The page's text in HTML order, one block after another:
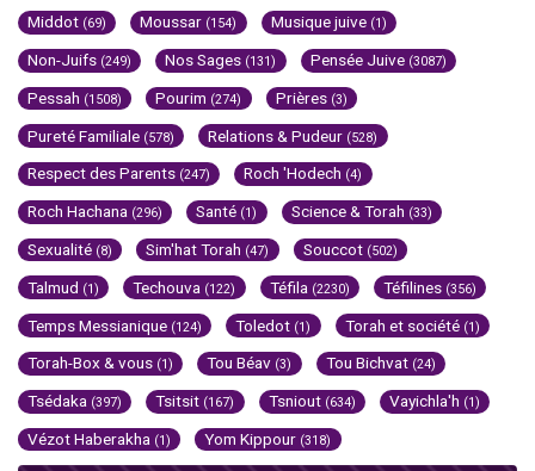
Middot (69) Moussar (154) Musique juive (1)
Non-Juifs (249) Nos Sages (131) Pensée Juive (3087)
Pessah (1508) Pourim (274) Prières (3)
Pureté Familiale (578) Relations & Pudeur (528)
Respect des Parents (247) Roch 'Hodech (4)
Roch Hachana (296) Santé (1) Science & Torah (33)
Sexualité (8) Sim'hat Torah (47) Souccot (502)
Talmud (1) Techouva (122) Téfila (2230) Téfilines (356)
Temps Messianique (124) Toledot (1) Torah et société (1)
Torah-Box & vous (1) Tou Béav (3) Tou Bichvat (24)
Tsédaka (397) Tsitsit (167) Tsniout (634) Vayichla'h (1)
Vézot Haberakha (1) Yom Kippour (318)